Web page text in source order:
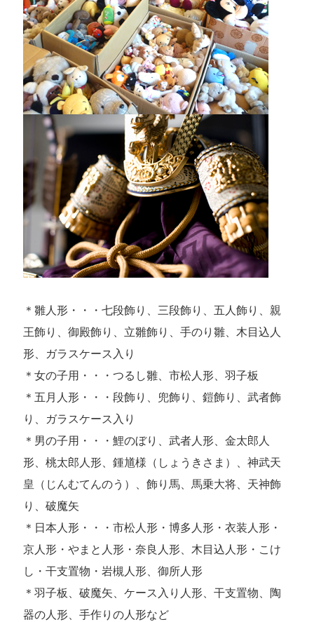
＊雛人形・・・七段飾り、三段飾り、五人飾り、親
王飾り、御殿飾り、立雛飾り、手のり雛、木目込人
形、ガラスケース入り
＊女の子用・・・つるし雛、市松人形、羽子板
＊五月人形・・・段飾り、兜飾り、鎧飾り、武者飾
り、ガラスケース入り
＊男の子用・・・鯉のぼり、武者人形、金太郎人
形、桃太郎人形、鍾馗様（しょうきさま）、神武天
皇（じんむてんのう）、飾り馬、馬乗大将、天神飾
り、破魔矢
＊日本人形・・・市松人形・博多人形・衣装人形・
京人形・やまと人形・奈良人形、木目込人形・こけ
し・干支置物・岩槻人形、御所人形
＊羽子板、破魔矢、ケース入り人形、干支置物、陶
器の人形、手作りの人形など